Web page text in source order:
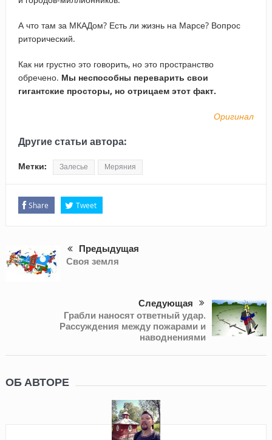
А что там за МКАДом? Есть ли жизнь на Марсе? Вопрос
риторический.
Как ни грустно это говорить, но это пространство
обречено. Мы неспособны переварить свои
гигантские просторы, но отрицаем этот факт.
Оригинал
Другие статьи автора:
Метки: Залесье Меряния
Share Tweet
Предыдущая
Своя земля
Следующая
Грабли наносят ответный удар.
Рассуждения между пожарами и
наводнениями
ОБ АВТОРЕ